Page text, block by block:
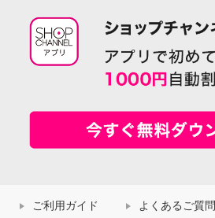
ご利用ガイド よくあるご質問